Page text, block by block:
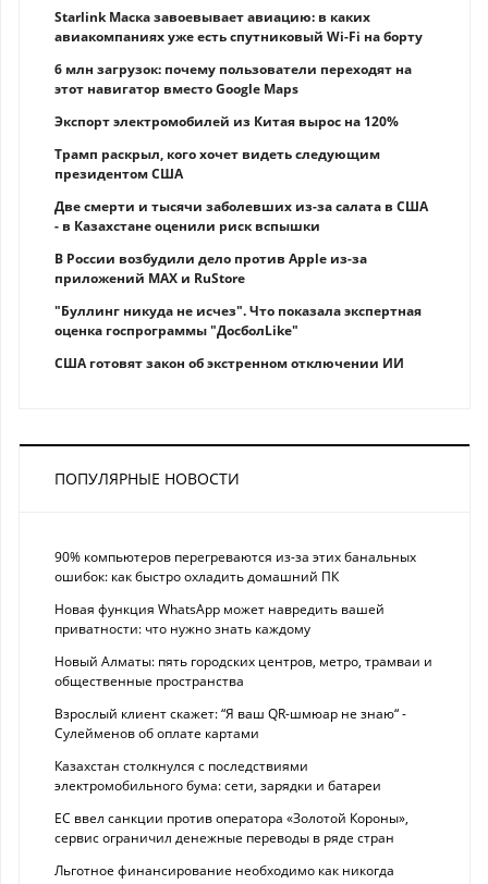
Starlink Маска завоевывает авиацию: в каких
авиакомпаниях уже есть спутниковый Wi-Fi на борту
6 млн загрузок: почему пользователи переходят на
этот навигатор вместо Google Maps
Экспорт электромобилей из Китая вырос на 120%
Трамп раскрыл, кого хочет видеть следующим
президентом США
Две смерти и тысячи заболевших из-за салата в США
- в Казахстане оценили риск вспышки
В России возбудили дело против Apple из-за
приложений MAX и RuStore
"Буллинг никуда не исчез". Что показала экспертная
оценка госпрограммы "ДосболLike"
США готовят закон об экстренном отключении ИИ
ПОПУЛЯРНЫЕ НОВОСТИ
90% компьютеров перегреваются из-за этих банальных
ошибок: как быстро охладить домашний ПК
Новая функция WhatsApp может навредить вашей
приватности: что нужно знать каждому
Новый Алматы: пять городских центров, метро, трамваи и
общественные пространства
Взрослый клиент скажет: “Я ваш QR-шмюар не знаю“ -
Сулейменов об оплате картами
Казахстан столкнулся с последствиями
электромобильного бума: сети, зарядки и батареи
ЕС ввел санкции против оператора «Золотой Короны»,
сервис ограничил денежные переводы в ряде стран
Льготное финансирование необходимо как никогда